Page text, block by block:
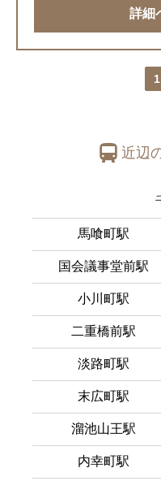
詳細
1
近辺
馬喰町駅
国会議事堂前駅
小川町駅
二重橋前駅
淡路町駅
末広町駅
溜池山王駅
内幸町駅